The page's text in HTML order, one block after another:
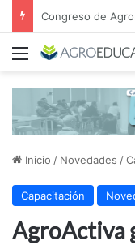
Menú
Inicio / Novedades /
Capacitación
AgroActiva